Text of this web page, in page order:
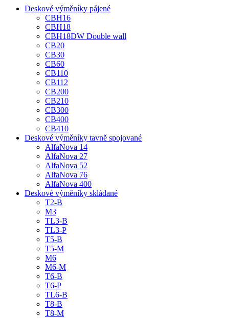
Deskové výměníky pájené
CBH16
CBH18
CBH18DW Double wall
CB20
CB30
CB60
CB110
CB112
CB200
CB210
CB300
CB400
CB410
Deskové výměníky tavně spojované
AlfaNova 14
AlfaNova 27
AlfaNova 52
AlfaNova 76
AlfaNova 400
Deskové výměníky skládané
T2-B
M3
TL3-B
TL3-P
T5-B
T5-M
M6
M6-M
T6-B
T6-P
TL6-B
T8-B
T8-M